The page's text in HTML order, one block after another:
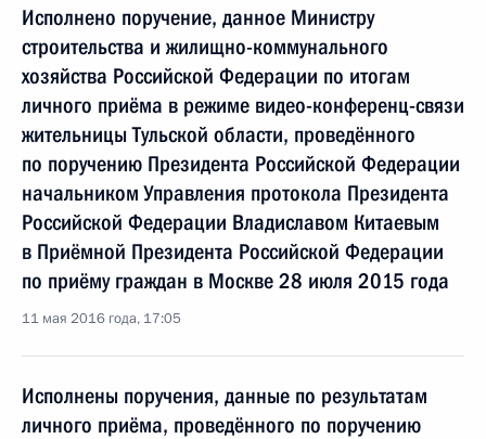
Исполнено поручение, данное Министру
строительства и жилищно-коммунального
хозяйства Российской Федерации по итогам
личного приёма в режиме видео-конференц-связи
жительницы Тульской области, проведённого
по поручению Президента Российской Федерации
начальником Управления протокола Президента
Российской Федерации Владиславом Китаевым
в Приёмной Президента Российской Федерации
по приёму граждан в Москве 28 июля 2015 года
11 мая 2016 года, 17:05
Исполнены поручения, данные по результатам
личного приёма, проведённого по поручению